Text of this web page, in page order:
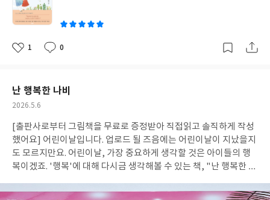
'엄마'가 임신, 출산, 육아의 과정에 마주칠 수 있는 벽들은 다양합
니다. 그 것은 생물학적인 문제가 될 수 있고, 아이와의 문제가 될 수
가 평온한 육아의 벽이 되고는 합니다. 책은 다양한 시점에 마주칠
줍니다. 한 가지 이야기가 끝날 때 마다 만나는 페이지에서는 해당
이야기의 내용들을 다시금 천천히 복기할 수 있는 다양한 활동들이
육아의 굽이굽이마다아이 셋을 갖고, 낳고, 키우고 있어요. 그러나
현실을 살다보면 이따금 과거가 희미해지기도 하지요. 책을 처음 읽
으면서는 그 때의 그 기억이 다시금 떠오르며 추억을 더듬는 시간이
되기도 했습니다. 더러는 어린시절을 다시 떠올리는 시간을 갖기도
계가 지금의 육아에 미치는 영향에 대해서도 다시금 고민해보는 시
좋
1
댓
0
작
난 행복한 나비
작
일
2026.5.6
[출판사로부터 그림책을 무료로 증정받아 직접읽고 솔직하게 작성
했어요] 어린이날입니다. 업로드 될 즈음에는 어린이날이 지났을지
도 모르지만요. 어린이날, 가장 중요하게 생각할 것은 아이들의 행
복이겠죠. '행복'에 대해 다시금 생각해볼 수 있는 책, "난 행복한 나
알록달록 지그재그, 크기도 다르고 다양한 무늬가 있는 애벌레들이